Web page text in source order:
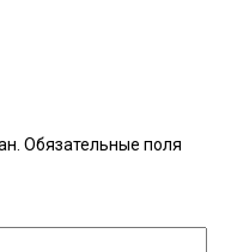
Обязательные поля